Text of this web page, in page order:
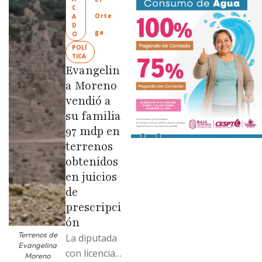
Ciudad
Limpia” en
colonias de
las …
Terrenos de
Evangelina
Moreno
C
A
D
O
POLÍ
TICA
Orte
ga
Evangelin
a Moreno
vendió a
su familia
97 mdp en
terrenos
obtenidos
en juicios
de
prescripci
ón
La diputada
con licencia